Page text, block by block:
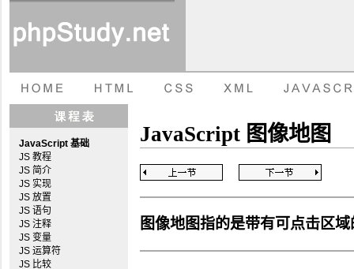
JavaScript 基础
JS 教程
JS 简介
JS 实现
JS 放置
JS 语句
JS 注释
JS 变量
JS 运算符
JS 比较
JavaScript 图像地图
图像地图指的是带有可点击区